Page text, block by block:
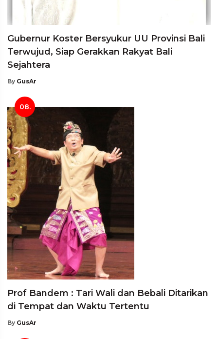
Gubernur Koster Bersyukur UU Provinsi Bali
Terwujud, Siap Gerakkan Rakyat Bali
Sejahtera
By GusAr
08.
Prof Bandem : Tari Wali dan Bebali Ditarikan
di Tempat dan Waktu Tertentu
By GusAr